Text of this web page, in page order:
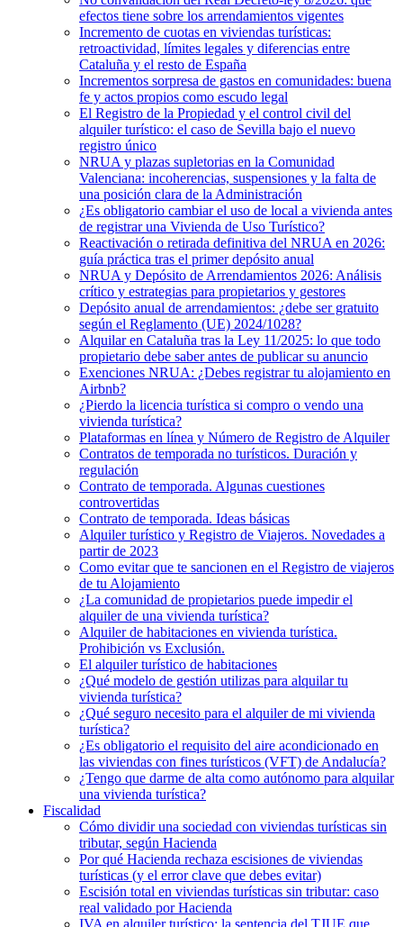
efectos tiene sobre los arrendamientos vigentes
Incremento de cuotas en viviendas turísticas:
retroactividad, límites legales y diferencias entre
Cataluña y el resto de España
Incrementos sorpresa de gastos en comunidades: buena
fe y actos propios como escudo legal
El Registro de la Propiedad y el control civil del
alquiler turístico: el caso de Sevilla bajo el nuevo
registro único
NRUA y plazas supletorias en la Comunidad
Valenciana: incoherencias, suspensiones y la falta de
una posición clara de la Administración
¿Es obligatorio cambiar el uso de local a vivienda antes
de registrar una Vivienda de Uso Turístico?
Reactivación o retirada definitiva del NRUA en 2026:
guía práctica tras el primer depósito anual
NRUA y Depósito de Arrendamientos 2026: Análisis
crítico y estrategias para propietarios y gestores
Depósito anual de arrendamientos: ¿debe ser gratuito
según el Reglamento (UE) 2024/1028?
Alquilar en Cataluña tras la Ley 11/2025: lo que todo
propietario debe saber antes de publicar su anuncio
Exenciones NRUA: ¿Debes registrar tu alojamiento en
Airbnb?
¿Pierdo la licencia turística si compro o vendo una
vivienda turística?
Plataformas en línea y Número de Registro de Alquiler
Contratos de temporada no turísticos. Duración y
regulación
Contrato de temporada. Algunas cuestiones
controvertidas
Contrato de temporada. Ideas básicas
Alquiler turístico y Registro de Viajeros. Novedades a
partir de 2023
Como evitar que te sancionen en el Registro de viajeros
de tu Alojamiento
¿La comunidad de propietarios puede impedir el
alquiler de una vivienda turística?
Alquiler de habitaciones en vivienda turística.
Prohibición vs Exclusión.
El alquiler turístico de habitaciones
¿Qué modelo de gestión utilizas para alquilar tu
vivienda turística?
¿Qué seguro necesito para el alquiler de mi vivienda
turística?
¿Es obligatorio el requisito del aire acondicionado en
las viviendas con fines turísticos (VFT) de Andalucía?
¿Tengo que darme de alta como autónomo para alquilar
una vivienda turística?
Fiscalidad
Cómo dividir una sociedad con viviendas turísticas sin
tributar, según Hacienda
Por qué Hacienda rechaza escisiones de viviendas
turísticas (y el error clave que debes evitar)
Escisión total en viviendas turísticas sin tributar: caso
real validado por Hacienda
IVA en alquiler turístico: la sentencia del TJUE que